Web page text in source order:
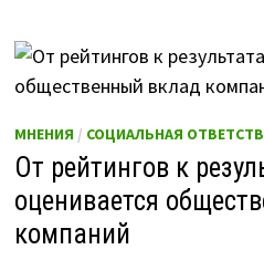
МНЕНИЯ / СОЦИАЛЬНАЯ
От рейтингов к
оценивается
компаний